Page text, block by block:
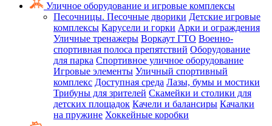
Уличное оборудование и игровые комплексы
Песочницы. Песочные дворики Детские игровые
комплексы Карусели и горки Арки и ограждения
Уличные тренажеры Воркаут ГТО Военно-
спортивная полоса препятствий Оборудование
для парка Спортивное уличное оборудование
Игровые элементы Уличный спортивный
комплекс Доступная среда Лазы, бумы и мостики
Трибуны для зрителей Скамейки и столики для
детских площадок Качели и балансиры Качалки
на пружине Хоккейные коробки